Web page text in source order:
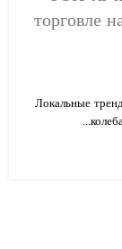
торговле
Локальные